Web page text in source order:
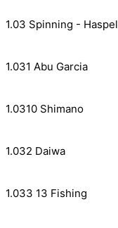
1.03 Spinning - Haspel
1.031 Abu Garcia
1.0310 Shimano
1.032 Daiwa
1.033 13 Fishing